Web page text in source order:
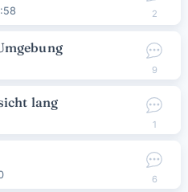
2
9
1
lang
6